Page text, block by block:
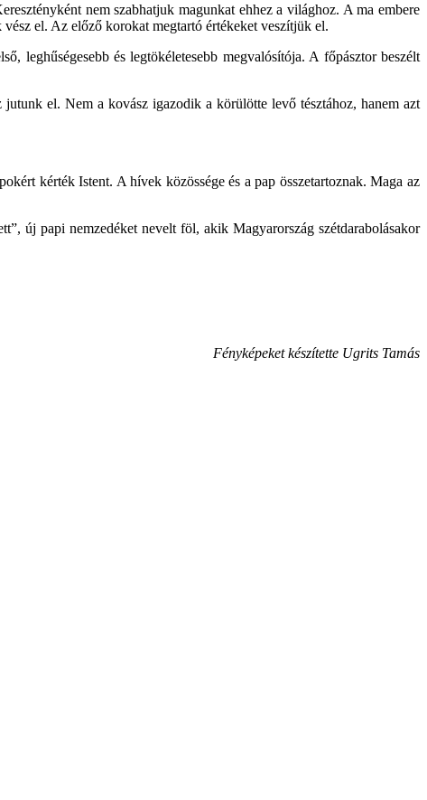
nem szabhatjuk magunkat ehhez a világhoz. A ma embere
el. Az előző korokat megtartó értékeket veszítjük el.
leghűségesebb és legtökéletesebb megvalósítója. A főpásztor beszélt
el. Nem a kovász igazodik a körülötte levő tésztához, hanem azt
kérték Istent. A hívek közössége és a pap összetartoznak. Maga az
új papi nemzedéket nevelt föl, akik Magyarország szétdarabolásakor
Fényképeket készítette Ugrits Tamás